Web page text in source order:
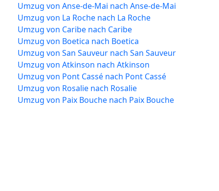
Umzug von Anse-de-Mai nach Anse-de-Mai
Umzug von La Roche nach La Roche
Umzug von Caribe nach Caribe
Umzug von Boetica nach Boetica
Umzug von San Sauveur nach San Sauveur
Umzug von Atkinson nach Atkinson
Umzug von Pont Cassé nach Pont Cassé
Umzug von Rosalie nach Rosalie
Umzug von Paix Bouche nach Paix Bouche